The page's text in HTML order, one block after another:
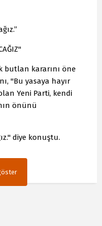
butlan kararını öne
"Bu yasaya hayır
Yeni Parti, kendi
önünü
diye konuştu.